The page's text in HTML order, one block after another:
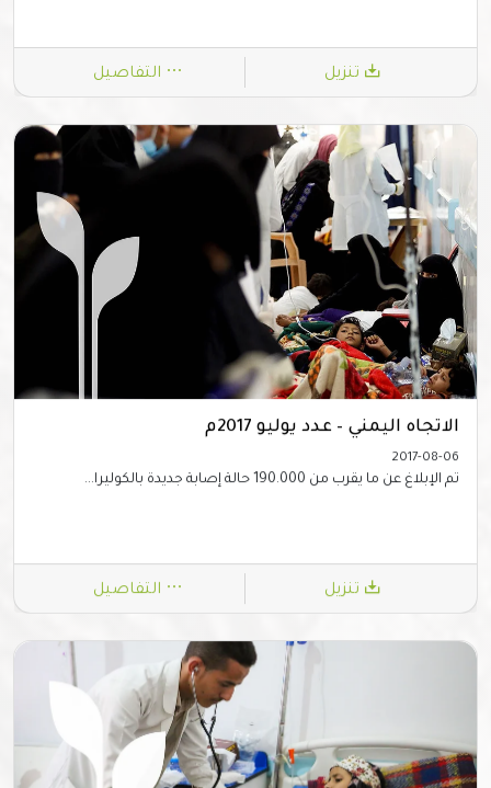
تنزيل التفاصيل
الاتجاه اليمني – عدد يوليو 2017م
2017-08-06
تم الإبلاغ عن ما يقرب من 190.000 حالة إصابة جديدة بالكوليرا...
تنزيل التفاصيل